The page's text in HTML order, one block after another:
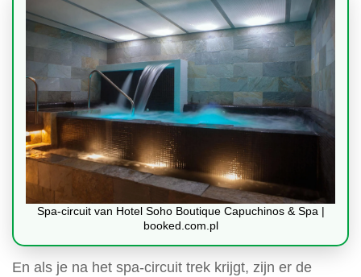
Spa-circuit van Hotel Soho Boutique Capuchinos & Spa |
booked.com.pl
En als je na het spa-circuit trek krijgt, zijn er de